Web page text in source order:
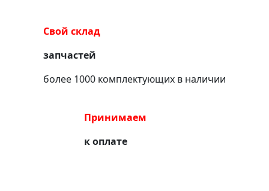
Свой склад
запчастей
более 1000 комплектующих в наличии
Принимаем
к оплате